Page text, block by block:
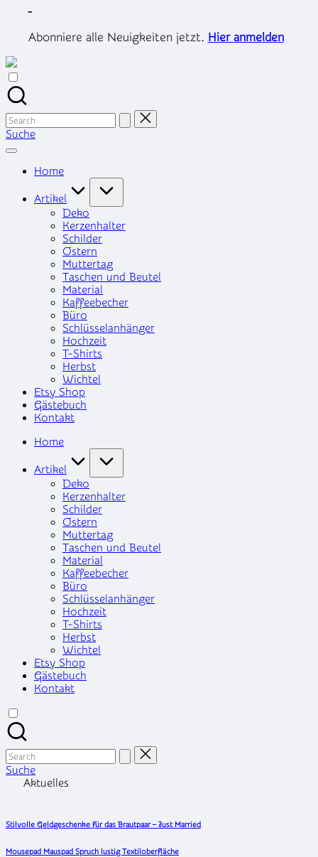
content
-
Abonniere alle Neuigkeiten jetzt. Hier anmelden
Search
for:
Suche
Home
Artikel
Deko
Kerzenhalter
Schilder
Ostern
Muttertag
Taschen und Beutel
Material
Kaffeebecher
Büro
Schlüsselanhänger
Hochzeit
T-Shirts
Herbst
Wichtel
Etsy Shop
Gästebuch
Kontakt
Home
Artikel
Deko
Kerzenhalter
Schilder
Ostern
Muttertag
Taschen und Beutel
Material
Kaffeebecher
Büro
Schlüsselanhänger
Hochzeit
T-Shirts
Herbst
Wichtel
Etsy Shop
Gästebuch
Kontakt
Search
for:
Suche
Aktuelles
Stilvolle Geldgeschenke für das Brautpaar – Just Married
Mousepad Mauspad Spruch lustig Textiloberfläche